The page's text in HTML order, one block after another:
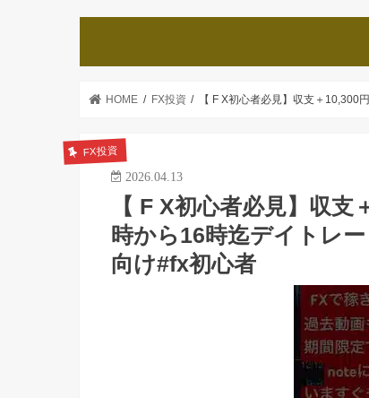
HOME FX投資 【 F X初心者必見】収支＋
FX投資
2026.04.13
【 F X初心者必見】収
時から16時迄デイトレ
向け#fx初心者